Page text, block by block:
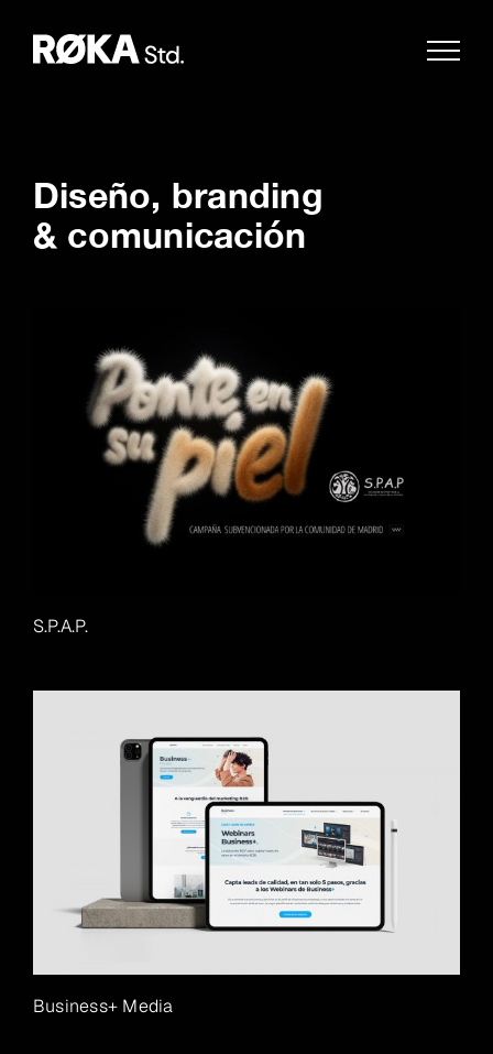
contenido
Diseño, branding
& comunicación
S.P.A.P.
Business+ Media